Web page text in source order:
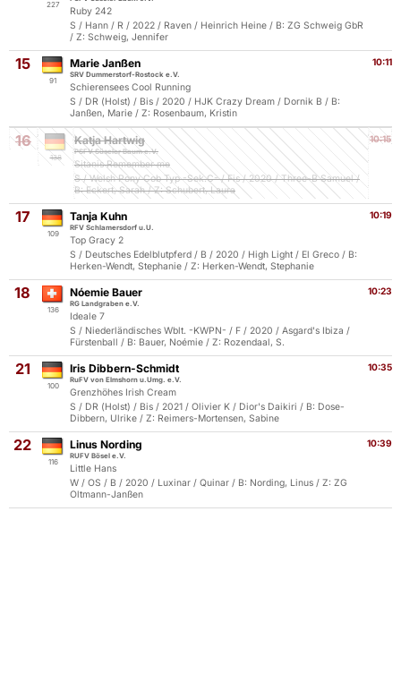
227
Ruby 242
S / Hann / R / 2022 / Raven / Heinrich Heine / B: ZG Schweig GbR
/ Z: Schweig, Jennifer
15
91
10:11
Marie Janßen
SRV Dummerstorf-Rostock e.V.
Schierensees Cool Running
S / DR (Holst) / Bis / 2020 / HJK Crazy Dream / Dornik B / B:
Janßen, Marie / Z: Rosenbaum, Kristin
16
138
10:15
Katja Hartwig
PSFV Süseler Baum e.V.
Sitanis Remember me
S / Welsh Pony Cob Typ -Sek.C- / Fis / 2020 / Three-B Samuel /
B: Eckert, Sarah / Z: Schubert, Laura
17
109
10:19
Tanja Kuhn
RFV Schlamersdorf u.U.
Top Gracy 2
S / Deutsches Edelblutpferd / B / 2020 / High Light / El Greco / B:
Herken-Wendt, Stephanie / Z: Herken-Wendt, Stephanie
18
136
10:23
Nóemie Bauer
RG Landgraben e.V.
Ideale 7
S / Niederländisches Wblt. -KWPN- / F / 2020 / Asgard's Ibiza /
Fürstenball / B: Bauer, Noémie / Z: Rozendaal, S.
21
100
10:35
Iris Dibbern-Schmidt
RuFV von Elmshorn u.Umg. e.V.
Grenzhöhes Irish Cream
S / DR (Holst) / Bis / 2021 / Olivier K / Dior's Daikiri / B: Dose-
Dibbern, Ulrike / Z: Reimers-Mortensen, Sabine
22
116
10:39
Linus Nording
RUFV Bösel e.V.
Little Hans
W / OS / B / 2020 / Luxinar / Quinar / B: Nording, Linus / Z: ZG
Oltmann-Janßen